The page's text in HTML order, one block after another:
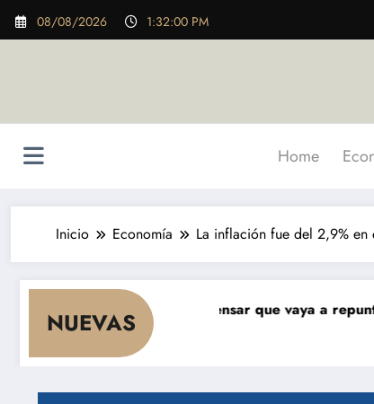
Saltar
08/08/2026 1:32:02 PM
Home
Inicio Economía La inflación fue del 2,9%
NUEVAS
y nada hace pensar que vaya a repuntar» En